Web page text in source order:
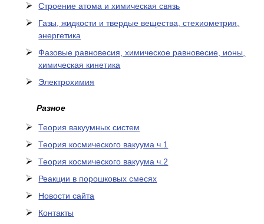
Cтроение атома и химическая связь
Газы, жидкости и твердые вещества, стехиометрия,
энергетика
Фазовые равновесия, химическое равновесие, ионы,
химическая кинетика
Электрохимия
Разное
Теория вакуумных систем
Теория космического вакуума ч.1
Теория космического вакуума ч.2
Реакции в порошковых смесях
Новости сайта
Контакты